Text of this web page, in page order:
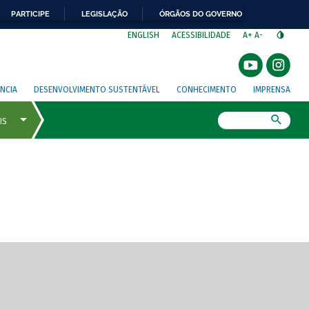
PARTICIPE LEGISLAÇÃO ÓRGÃOS DO GOVERNO
ENGLISH ACESSIBILIDADE A+ A-
DESENVOLVIMENTO SUSTENTÁVEL CONHECIMENTO IMPRENSA
de tela